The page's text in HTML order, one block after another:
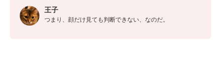
王子
つまり、顔だけ見ても判断できない、なのだ。